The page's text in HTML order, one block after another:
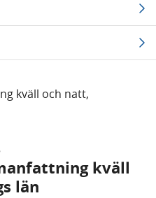
kväll och natt,
kväll
län